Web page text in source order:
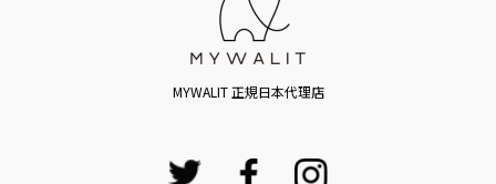
MYWALIT 正規日本代理店